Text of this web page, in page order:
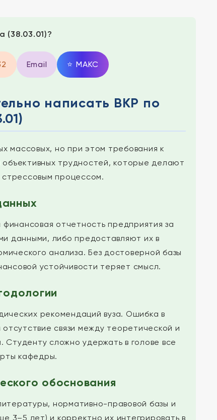
(38.03.01)?
Email ⭐ MAКС
написать ВКР по
массовых, но при этом требования к
трудностей, которые делают
процессом.
отчетность предприятия за
данными, либо предоставляют их в
анализа. Без достоверной базы
устойчивости теряет смысл.
рекомендаций вуза. Ошибка в
связи между теоретической и
сложно удержать в голове все
кафедры.
обоснования
нормативно-правовой базы и
3–5 лет) и корректно их интегрировать в